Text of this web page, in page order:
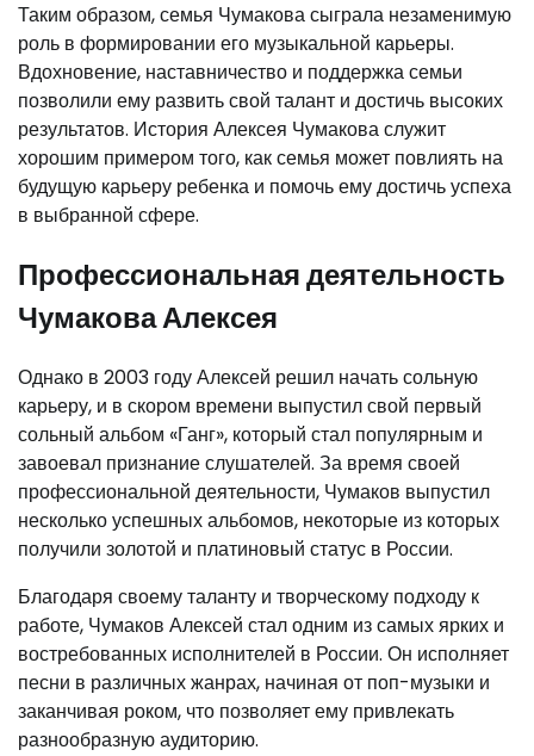
Таким образом, семья Чумакова сыграла незаменимую
роль в формировании его музыкальной карьеры.
Вдохновение, наставничество и поддержка семьи
позволили ему развить свой талант и достичь высоких
результатов. История Алексея Чумакова служит
хорошим примером того, как семья может повлиять на
будущую карьеру ребенка и помочь ему достичь успеха
в выбранной сфере.
Профессиональная деятельность
Чумакова Алексея
Однако в 2003 году Алексей решил начать сольную
карьеру, и в скором времени выпустил свой первый
сольный альбом «Ганг», который стал популярным и
завоевал признание слушателей. За время своей
профессиональной деятельности, Чумаков выпустил
несколько успешных альбомов, некоторые из которых
получили золотой и платиновый статус в России.
Благодаря своему таланту и творческому подходу к
работе, Чумаков Алексей стал одним из самых ярких и
востребованных исполнителей в России. Он исполняет
песни в различных жанрах, начиная от поп-музыки и
заканчивая роком, что позволяет ему привлекать
разнообразную аудиторию.